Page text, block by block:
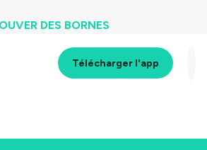
DES BORNES
Télécharger l'app